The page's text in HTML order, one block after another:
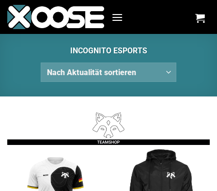
Zum
Inhalt
springen
INCOGNITO ESPORTS